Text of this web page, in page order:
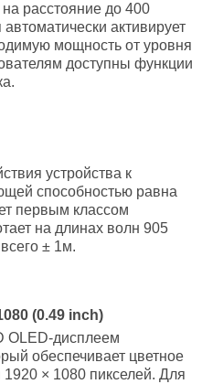
расстояние до 400
активирует
мощность от уровня
доступны функции
устройства к
способностью равна
первым классом
на длинах волн 905
± 1м.
(0.49 inch)
OLED-дисплеем
обеспечивает цветное
× 1080 пикселей. Для